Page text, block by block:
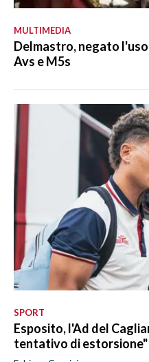
MULTIMEDIA
Delmastro, negato
Avs e M5s
SPORT
Esposito, l'Ad del
tentativo di estorsione"